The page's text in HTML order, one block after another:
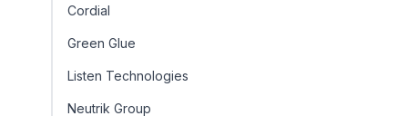
Cordial
Green Glue
Listen Technologies
Neutrik Group